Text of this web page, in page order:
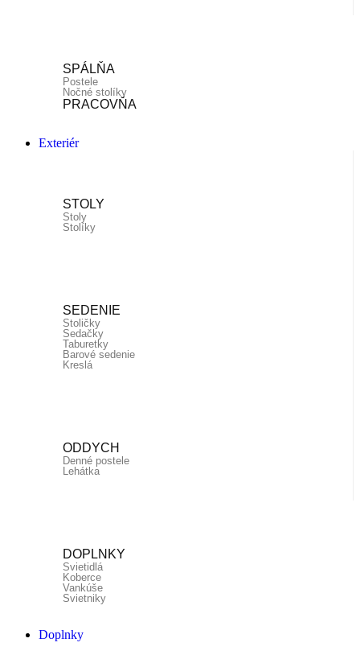
SPÁLŇA
Postele
Nočné stolíky
PRACOVŇA
Exteriér
STOLY
Stoly
Stolíky
SEDENIE
Stoličky
Sedačky
Taburetky
Barové sedenie
Kreslá
ODDYCH
Denné postele
Lehátka
DOPLNKY
Svietidlá
Koberce
Vankúše
Svietniky
Doplnky